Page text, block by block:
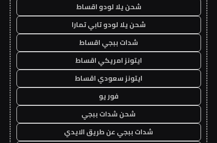
شحن يلا لودو اقساط
شحن يلا لودو تابي تمارا
شدات ببجي اقساط
ايتونز امريكي اقساط
ايتونز سعودي اقساط
فور يو
شحن شدات ببجي
شدات ببجي عن طريق الايدي